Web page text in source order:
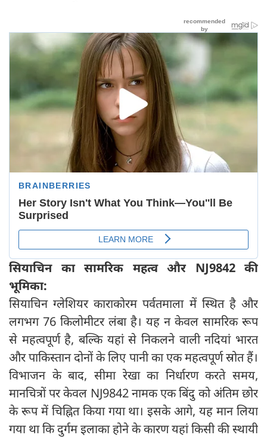
सियाचिन का सामरिक महत्व और NJ9842 की
भूमिका:
सियाचिन ग्लेशियर काराकोरम पर्वतमाला में स्थित है और
लगभग 76 किलोमीटर लंबा है। यह न केवल सामरिक रूप
से महत्वपूर्ण है, बल्कि यहां से निकलने वाली नदियां भारत
और पाकिस्तान दोनों के लिए पानी का एक महत्वपूर्ण स्रोत हैं।
विभाजन के बाद, सीमा रेखा का निर्धारण करते समय,
मानचित्रों पर केवल NJ9842 नामक एक बिंदु को अंतिम छोर
के रूप में चिह्नित किया गया था। इसके आगे, यह मान लिया
गया था कि दुर्गम इलाका होने के कारण यहां किसी की स्थायी